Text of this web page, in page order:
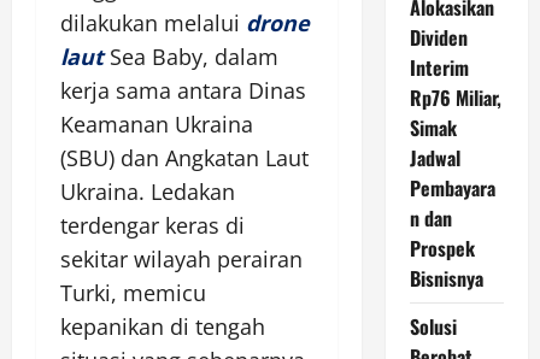
dilakukan melalui drone
lautSea Baby, dalam
kerja sama antara Dinas
Keamanan Ukraina
(SBU) dan Angkatan Laut
Ukraina. Ledakan
terdengar keras di
sekitar wilayah perairan
Turki, memicu
kepanikan di tengah
Alokasikan
Dividen
Interim
Rp76 Miliar,
Simak
Jadwal
Pembayara
n dan
Prospek
Bisnisnya
Solusi